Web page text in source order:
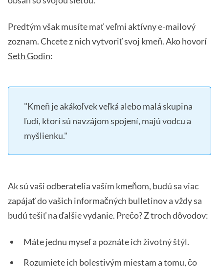
Predtým však musíte mať veľmi aktívny e-mailový
zoznam. Chcete z nich vytvoriť svoj kmeň. Ako hovorí
Seth Godin:
"Kmeň je akákoľvek veľká alebo malá skupina
ľudí, ktorí sú navzájom spojení, majú vodcu a
myšlienku."
Ak sú vaši odberatelia vaším kmeňom, budú sa viac
zapájať do vašich informačných bulletinov a vždy sa
budú tešiť na ďalšie vydanie. Prečo? Z troch dôvodov:
Máte jednu myseľ a poznáte ich životný štýl.
Rozumiete ich bolestivým miestam a tomu, čo